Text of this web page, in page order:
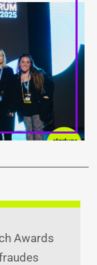
Twitter
Awards